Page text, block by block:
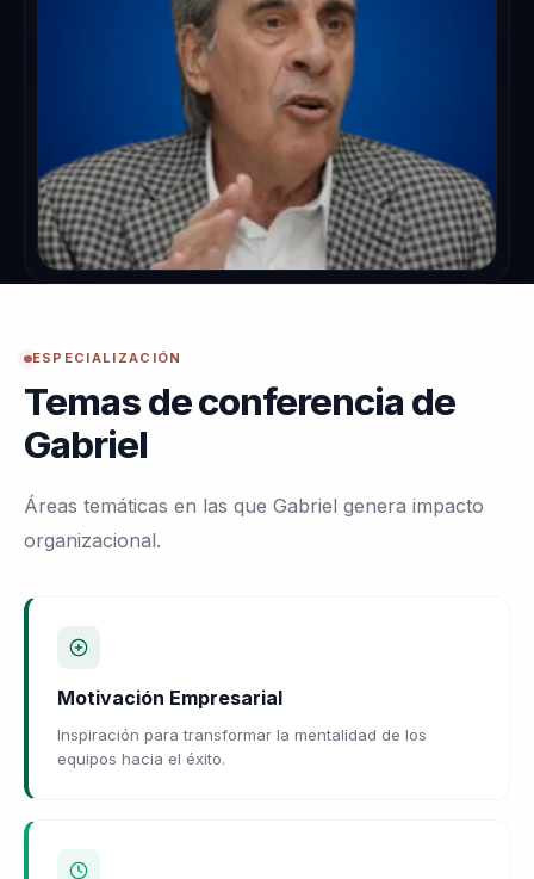
ESPECIALIZACIÓN
Temas de conferencia de
Gabriel
Áreas temáticas en las que Gabriel genera impacto
organizacional.
Motivación Empresarial
Inspiración para transformar la mentalidad de los
equipos hacia el éxito.